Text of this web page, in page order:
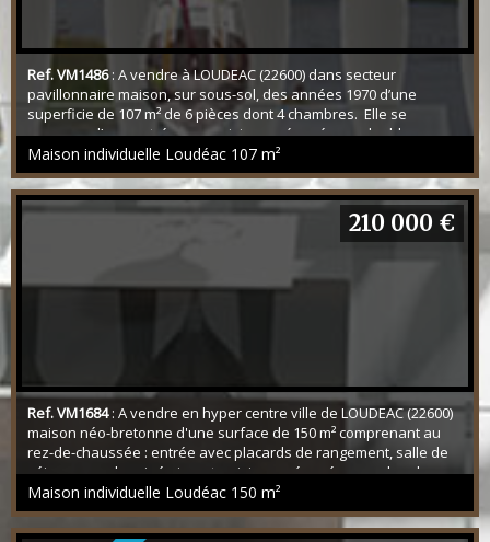
Ref. VM1486: A vendre à LOUDEAC (22600) dans secteur
pavillonnaire maison, sur sous-sol, des années 1970 d’une
superficie de 107 m² de 6 pièces dont 4 chambres. Elle se
compose d’une entrée, une cuisine aménagée, un double
séjour-salon avec cheminée insert et véranda donnant sur le
jardin arrière. Une salle de bain (douche et baignoire), un WC. Au
demi étage deux chambres. Au 1er étage deux cha...
Maison individuelle Loudéac 107 m²
Ref. VM1684: A vendre en hyper centre ville de LOUDEAC (22600)
maison néo-bretonne d'une surface de 150 m² comprenant au
rez-de-chaussée : entrée avec placards de rangement, salle de
séjour avec cheminée insert, cuisine aménagée, une chambre,
une salle de bain et un WC. Accès à la véranda et à la terrasse. A
l'étage 3 grandes chambres, un petit grenier, une salle de bain et
un WC. Sous-sol total. Dép...
Maison individuelle Loudéac 150 m²
210 000 €